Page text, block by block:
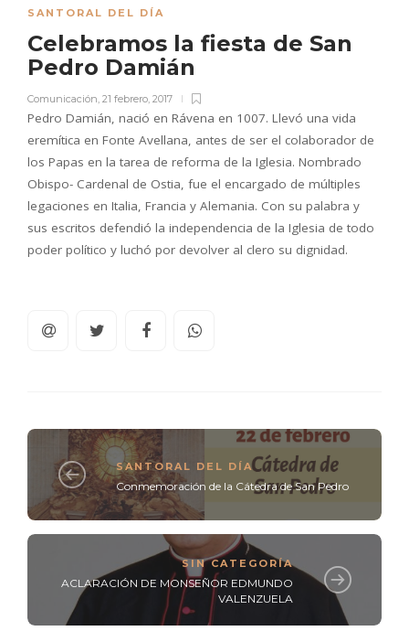
SANTORAL DEL DÍA
Celebramos la fiesta de San
Pedro Damián
Comunicación 21 febrero, 2017
Pedro Damián, nació en Rávena en 1007. Llevó una vida
eremítica en Fonte Avellana, antes de ser el colaborador de
los Papas en la tarea de reforma de la Iglesia. Nombrado
Obispo- Cardenal de Ostia, fue el encargado de múltiples
legaciones en Italia, Francia y Alemania. Con su palabra y
sus escritos defendió la independencia de la Iglesia de todo
poder político y luchó por devolver al clero su dignidad.
SANTORAL DEL DÍA
Conmemoración de la Cátedra de San Pedro
SIN CATEGORÍA
ACLARACIÓN DE MONSEÑOR EDMUNDO
VALENZUELA